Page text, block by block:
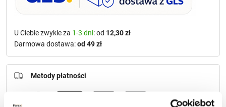
U Ciebie zwykle za 1-3 dni: od 12,30 zł
Darmowa dostawa:od 49 zł
Metody płatności